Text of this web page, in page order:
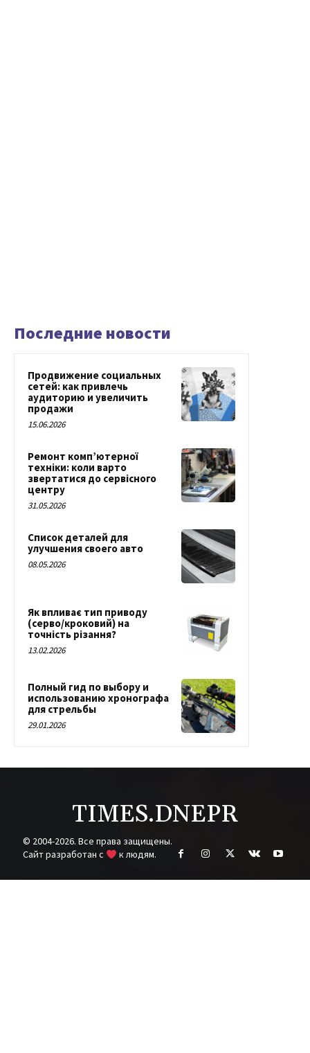
Последние новости
Продвижение социальных
сетей: как привлечь
аудиторию и увеличить
продажи
15.06.2026
Ремонт комп’ютерної
техніки: коли варто
звертатися до сервісного
центру
31.05.2026
Список деталей для
улучшения своего авто
08.05.2026
Як впливає тип приводу
(серво/кроковий) на
точність різання?
13.02.2026
Полный гид по выбору и
использованию хронографа
для стрельбы
29.01.2026
TIMES.DNEPR
© 2004-2026. Все права защищены.
Cайт разработан с
к людям.